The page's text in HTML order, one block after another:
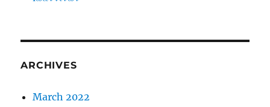
ARCHIVES
March 2022